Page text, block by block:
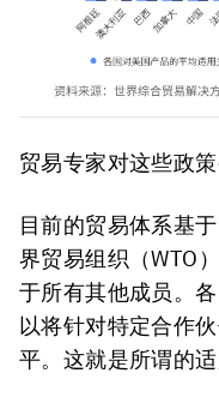
贸易专家对这些政
目前的贸易体系基
界贸易组织（WTO
于所有其他成员。
以将针对特定合作
平。这就是所谓的适